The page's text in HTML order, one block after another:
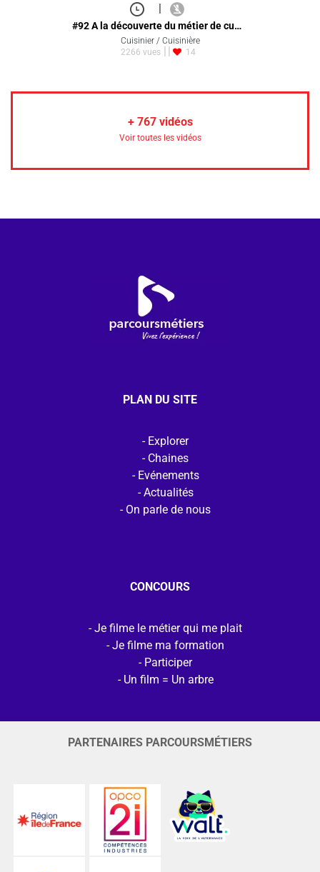
|
#92 A la découverte du métier de cu…
Cuisinier / Cuisinière
2266 vues
14
+ 767vidéos
Voir toutes les vidéos
PLAN DU SITE
Explorer
Chaines
Evénements
Actualités
On parle de nous
CONCOURS
Je filme le métier qui me plait
Je filme ma formation
Participer
Un film = Un arbre
PARTENAIRES PARCOURSMÉTIERS